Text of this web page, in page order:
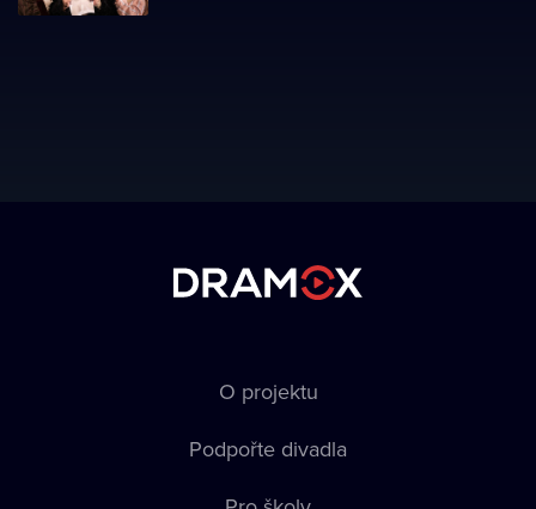
O projektu
Podpořte divadla